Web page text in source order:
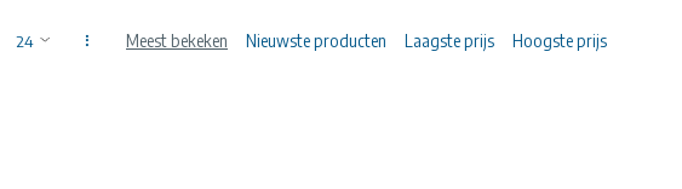
Meest bekeken Nieuwste producten Laagste prijs Hoogste prijs